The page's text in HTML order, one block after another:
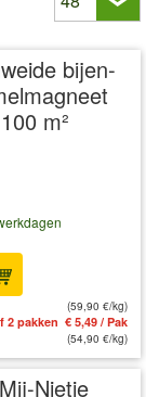
bijen-
m²
(59,90 €/kg)
2 pakken € 5,49 / Pak
(54,90 €/kg)
Nietje